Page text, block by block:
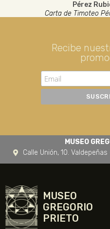
Pérez
Carta de Timoteo
Recibe
MUSEO
Calle Unión, 10.
MUSEO
GREGORIO
PRIETO